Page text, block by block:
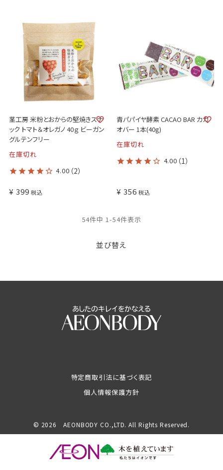
茎工房 米粉とおからの堅焼きスナ
ック トマト＆オレガノ 40ｇ ビーガン
グルテンフリー
在庫切れ
4.00 （2）
¥ 399 税込
青パパイヤ酵素 CACAO BAR カカ
オバー 1本(40g)
在庫切れ
4.00 （1）
¥ 356 税込
並び替え
54件中 1-54件表示
特定商取引法に基づく表記
個人情報保護方針
© 2026 AEONBODY CO.,LTD. All Rights Reserved.